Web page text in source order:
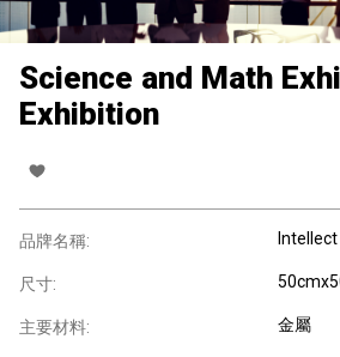
Science and Math
Exhibition
品牌名稱: Intellect
尺寸:
主要材料: 金屬